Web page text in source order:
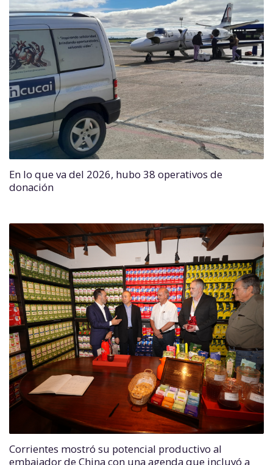
En lo que va del 2026, hubo 38 operativos de
donación
Corrientes mostró su potencial productivo al
embajador de China con una agenda que incluyó a